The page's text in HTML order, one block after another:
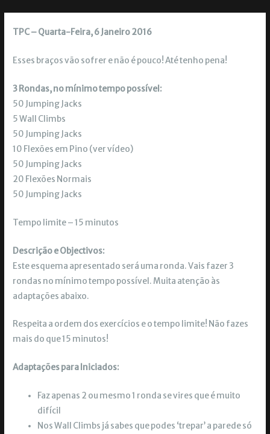
TPC – Quarta-Feira, 6 Janeiro 2016
Esses braços vão sofrer e não é pouco! Até tenho pena!
3 Rondas, no mínimo tempo possível:
50 Jumping Jacks
5 Wall Climbs
50 Jumping Jacks
10 Flexões em Pino (ver vídeo)
50 Jumping Jacks
20 Flexões Normais
50 Jumping Jacks
Tempo limite – 15 minutos
Descrição e Objectivos:
Este esquema apresentado será uma ronda. Vais fazer 3
rondas no mínimo tempo possível. Muita atenção às
adaptações abaixo.
Respeita a ordem dos exercícios e o tempo limite! Não fazes
mais do que 15 minutos!
Adaptações para Iniciados:
Faz apenas 2 ou mesmo 1 ronda se vires que é muito
difícil
Nos Wall Climbs já sabes que podes ‘trepar’ a parede só